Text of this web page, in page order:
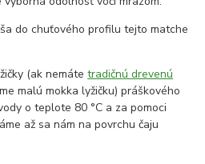
do chuťového profilu tejto matche
(ak nemátetradičnú drevenú
malú mokka lyžičku) práškového
o teplote 80 °C a za pomoci
až sa nám na povrchu čaju